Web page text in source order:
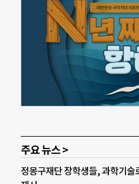
주요 뉴스 >
정몽구재단 장학생들, 과학기술